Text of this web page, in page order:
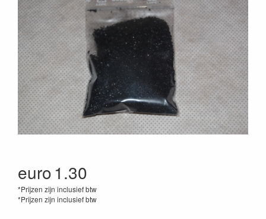
euro1.30
*Prijzen zijn inclusief btw
*Prijzen zijn inclusief btw